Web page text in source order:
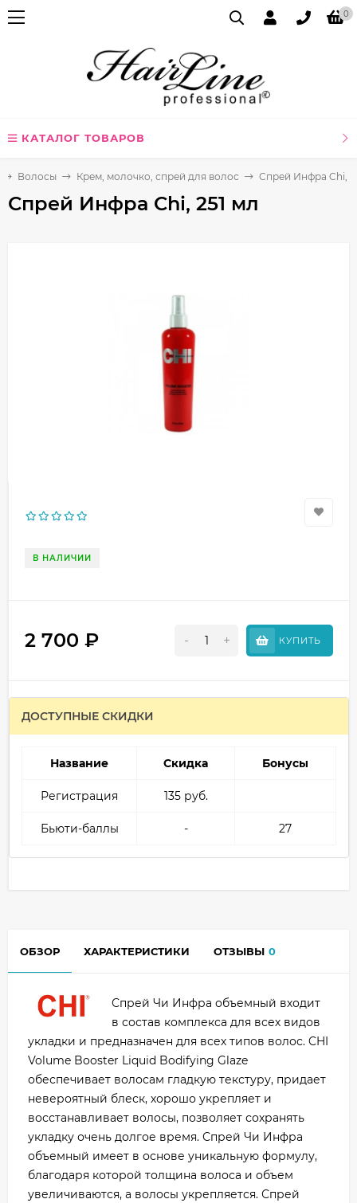
0
КАТАЛОГ ТОВАРОВ
Волосы Крем, молочко, спрей для волос Спрей Инфра Chi,
Спрей Инфра Chi, 251 мл
В НАЛИЧИИ
2 700 ₽ - + КУПИТЬ
ДОСТУПНЫЕ СКИДКИ
Название Скидка Бонусы
Регистрация 135 руб.
Бьюти-баллы - 27
ОБЗОР ХАРАКТЕРИСТИКИ ОТЗЫВЫ 0
Спрей Чи Инфра объемный входит
в состав комплекса для всех видов
укладки и предназначен для всех типов волос. CHI
Volume Booster Liquid Bodifying Glaze
обеспечивает волосам гладкую текстуру, придает
невероятный блеск, хорошо укрепляет и
восстанавливает волосы, позволяет сохранять
укладку очень долгое время. Спрей Чи Инфра
объемный имеет в основе уникальную формулу,
благодаря которой толщина волоса и объем
увеличиваются, а волосы укрепляется. Спрей